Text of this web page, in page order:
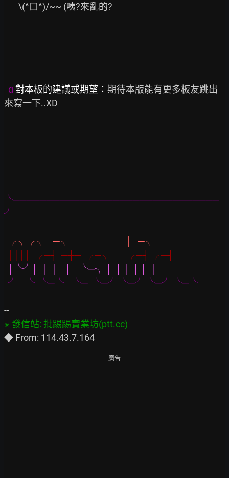
α 對本板的建議或期望︰ 期待本版能有更多板友跳出
來寫一下..XD
╰───────────────────────────────
╯
╭╮╭╮    ─╮                            │   ─╮
││││  ╭─┤  ─┼─  ╭─╮        ╭─┤ ╭─┤
│╰╯│  │  │    │    ╰─╮ │  │ │  │ │  │
  ╯    ╰  ╰─╰    ╰─  ╰─╯ ╰─╯ ╰─╯ ╰─╰
廣告